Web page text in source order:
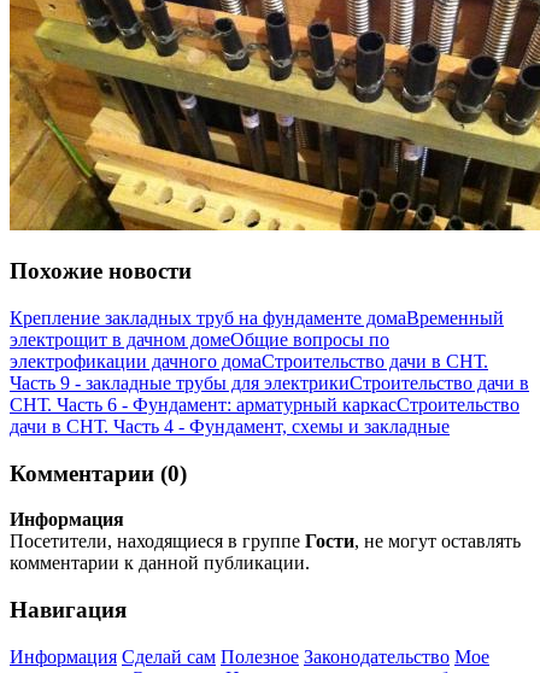
Похожие новости
Крепление закладных труб на фундаменте домаВременный
электрощит в дачном домеОбщие вопросы по
электрофикации дачного домаСтроительство дачи в СНТ.
Часть 9 - закладные трубы для электрикиСтроительство дачи в
СНТ. Часть 6 - Фундамент: арматурный каркасСтроительство
дачи в СНТ. Часть 4 - Фундамент, схемы и закладные
Комментарии (0)
Информация
Посетители, находящиеся в группе Гости, не могут оставлять
комментарии к данной публикации.
Навигация
Информация Сделай сам Полезное Законодательство Мое